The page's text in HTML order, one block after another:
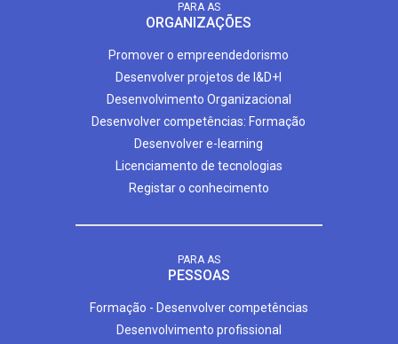
PARA AS
ORGANIZAÇÕES
Promover o empreendedorismo
Desenvolver projetos de I&D+I
Desenvolvimento Organizacional
Desenvolver competências: Formação
Desenvolver e-learning
Licenciamento de tecnologias
Registar o conhecimento
PARA AS
PESSOAS
Formação - Desenvolver competências
Desenvolvimento profissional